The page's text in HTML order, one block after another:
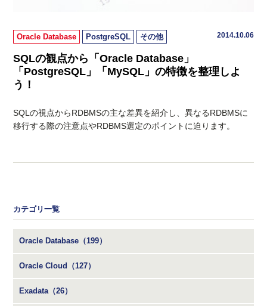
Oracle Database PostgreSQL その他 2014.10.06
SQLの観点から「Oracle Database」
「PostgreSQL」「MySQL」の特徴を整理しよ
う！
SQLの視点からRDBMSの主な差異を紹介し、異なるRDBMSに
移行する際の注意点やRDBMS選定のポイントに迫ります。
カテゴリ一覧
Oracle Database（199）
Oracle Cloud（127）
Exadata（26）